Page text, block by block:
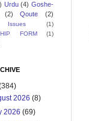
Urdu (4) Goshe-
(2) Qoute (2)
(1)
FORM
(1)
2026(8)
2026(69)